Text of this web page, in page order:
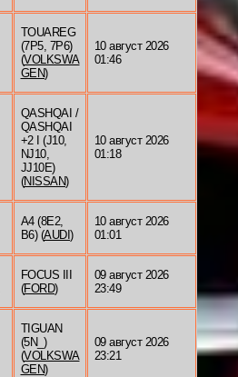
TOUAREG
(7P5, 7P6)
(VOLKSWA
GEN)
10 август 2026
01:46
QASHQAI /
QASHQAI
+2 I (J10,
NJ10,
JJ10E)
(NISSAN)
10 август 2026
01:18
A4 (8E2,
B6) (AUDI )
10 август 2026
01:01
FOCUS III
(FORD)
09 август 2026
23:49
TIGUAN
(5N_)
(VOLKSWA
GEN)
09 август 2026
23:21